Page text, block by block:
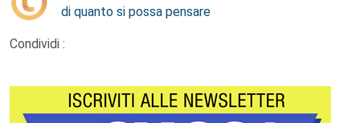
di quanto si possa pensare
Condividi :